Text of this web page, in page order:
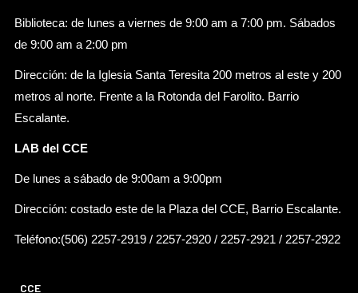
Biblioteca: de lunes a viernes de 9:00 am a 7:00 pm. Sábados
de 9:00 am a 2:00 pm
Dirección: de la Iglesia Santa Teresita 200 metros al este y 200
metros al norte. Frente a la Rotonda del Farolito. Barrio
Escalante.
LAB del CCE
De lunes a sábado de 9:00am a 9:00pm
Dirección: costado este de la Plaza del CCE, Barrio Escalante.
Teléfono:(506) 2257-2919 / 2257-2920 / 2257-2921 / 2257-2922
CCE